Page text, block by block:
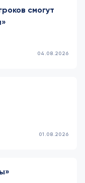
смогут
04.08.2026
01.08.2026